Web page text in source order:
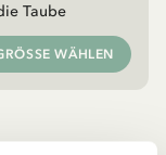
Taube
WÄHLEN